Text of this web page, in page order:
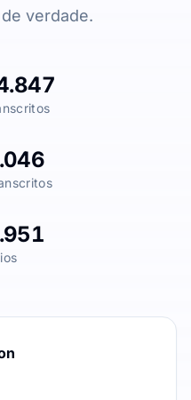
verdade.